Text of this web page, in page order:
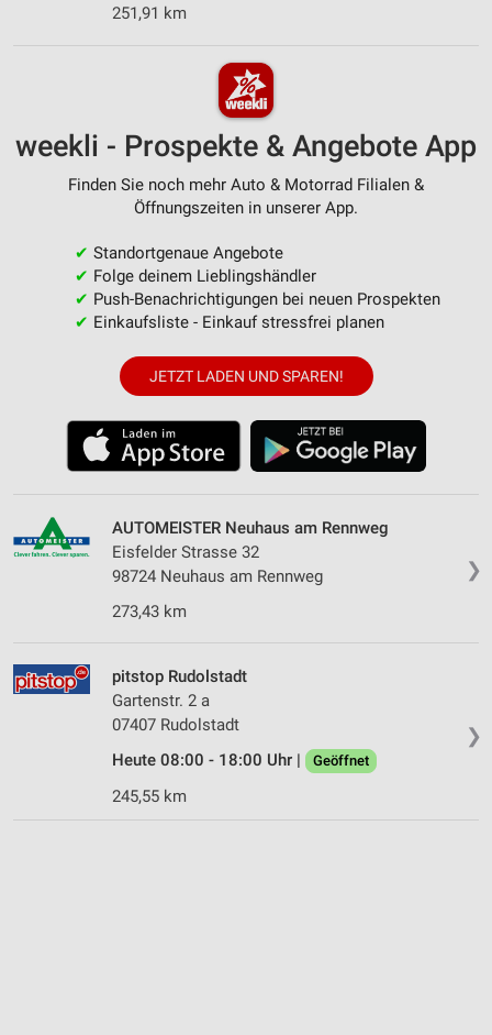
251,91 km
weekli - Prospekte & Angebote App
Finden Sie noch mehr Auto & Motorrad Filialen &
Öffnungszeiten in unserer App.
✔ Standortgenaue Angebote
✔ Folge deinem Lieblingshändler
✔ Push-Benachrichtigungen bei neuen Prospekten
✔ Einkaufsliste - Einkauf stressfrei planen
JETZT LADEN UND SPAREN!
❯
AUTOMEISTER Neuhaus am Rennweg
Eisfelder Strasse 32
98724 Neuhaus am Rennweg
273,43 km
❯
pitstop Rudolstadt
Gartenstr. 2 a
07407 Rudolstadt
Heute 08:00 - 18:00 Uhr |
Geöffnet
245,55 km